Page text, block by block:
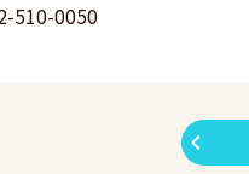
510-0050